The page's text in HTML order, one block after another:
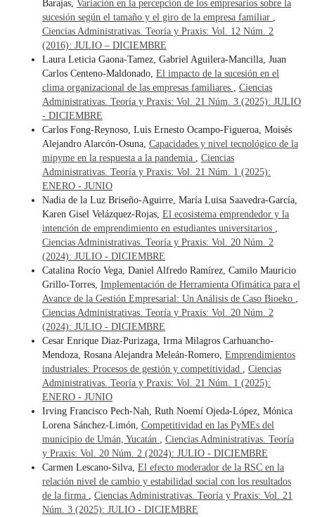
Barajas, Variación en la percepción de los empresarios sobre la
sucesión según el tamaño y el giro de la empresa familiar
Ciencias Administrativas. Teoría y Praxis: Vol. 12 Núm. 2
(2016): JULIO – DICIEMBRE
Laura Leticia Gaona-Tamez, Gabriel Aguilera-Mancilla, Juan
Carlos Centeno-Maldonado, El impacto de la sucesión en el
clima organizacional de las empresas familiares
Ciencias
Administrativas. Teoría y Praxis: Vol. 21 Núm. 3 (2025): JULIO
- DICIEMBRE
Carlos Fong-Reynoso, Luis Ernesto Ocampo-Figueroa, Moisés
Alejandro Alarcón-Osuna, Capacidades y nivel tecnológico de la
mipyme en la respuesta a la pandemia
Ciencias
Administrativas. Teoría y Praxis: Vol. 21 Núm. 1 (2025):
ENERO - JUNIO
Nadia de la Luz Briseño-Aguirre, María Luisa Saavedra-García,
Karen Gisel Velázquez-Rojas, El ecosistema emprendedor y la
intención de emprendimiento en estudiantes universitarios
Ciencias Administrativas. Teoría y Praxis: Vol. 20 Núm. 2
(2024): JULIO - DICIEMBRE
Catalina Rocío Vega, Daniel Alfredo Ramírez, Camilo Mauricio
Grillo-Torres, Implementación de Herramienta Ofimática para el
Avance de la Gestión Empresarial: Un Análisis de Caso Bioeko
Ciencias Administrativas. Teoría y Praxis: Vol. 20 Núm. 2
(2024): JULIO - DICIEMBRE
Cesar Enrique Diaz-Purizaga, Irma Milagros Carhuancho-
Mendoza, Rosana Alejandra Meleán-Romero, Emprendimientos
industriales: Procesos de gestión y competitividad
Ciencias
Administrativas. Teoría y Praxis: Vol. 21 Núm. 1 (2025):
ENERO - JUNIO
Irving Francisco Pech-Nah, Ruth Noemí Ojeda-López, Mónica
Lorena Sánchez-Limón, Competitividad en las PyMEs del
municipio de Umán, Yucatán
Ciencias Administrativas. Teoría
y Praxis: Vol. 20 Núm. 2 (2024): JULIO - DICIEMBRE
Carmen Lescano-Silva, El efecto moderador de la RSC en la
relación nivel de cambio y estabilidad social con los resultados
de la firma
Ciencias Administrativas. Teoría y Praxis: Vol. 21
Núm. 3 (2025): JULIO - DICIEMBRE